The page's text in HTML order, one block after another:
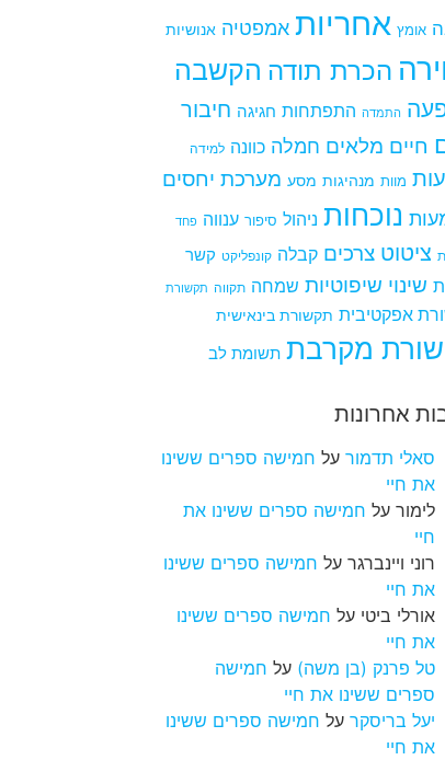
אומץ אחריות אמפטיה אנושיות
הכרת תודה הקשבה
התמדה התפתחות חגיגה חיבור
חיים מלאים חמלה כוונה למידה
מוות מנהיגות מסע מערכת יחסים
נוכחות ניהול סיפור ענווה פחד
ציטוט צרכים קבלה קונפליקט קשר
שינוי שיפוטיות שמחה תקווה תקשורת
אפקטיבית תקשורת בינאישית
מקרבת תשומת לב
אחרונות
סאלי תדמורעל חמישה ספרים ששינו
את חיי
לימורעל חמישה ספרים ששינו את
חיי
רוני ויינברגרעל חמישה ספרים ששינו
את חיי
אורלי ביטי על חמישה ספרים ששינו
את חיי
טל פרנק (בן משה) על חמישה
ספרים ששינו את חיי
יעל בריסקרעל חמישה ספרים ששינו
את חיי